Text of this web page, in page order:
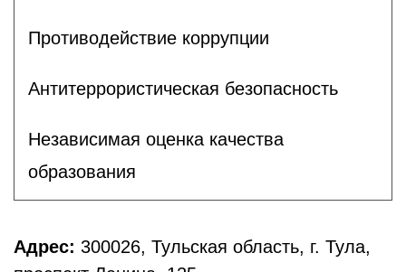
Противодействие коррупции
Антитеррористическая безопасность
Независимая оценка качества
образования
Адрес: 300026, Тульская область, г. Тула,